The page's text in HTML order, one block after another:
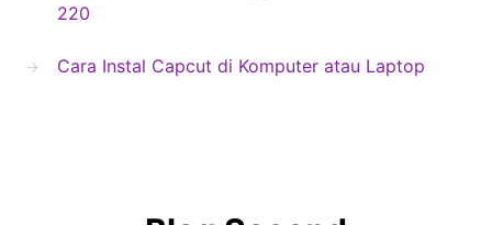
220
Cara Instal Capcut di Komputer atau Laptop